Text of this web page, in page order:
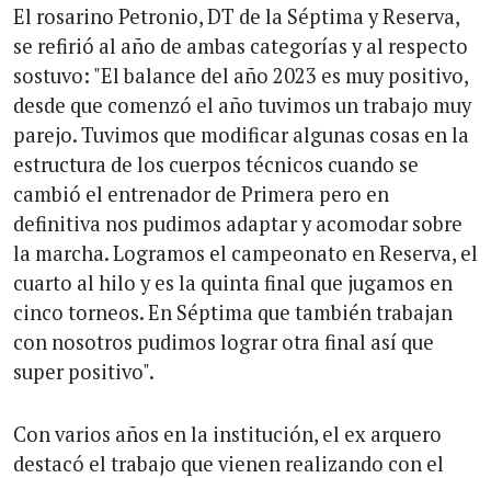
El rosarino Petronio, DT de la Séptima y Reserva,
se refirió al año de ambas categorías y al respecto
sostuvo: "El balance del año 2023 es muy positivo,
desde que comenzó el año tuvimos un trabajo muy
parejo. Tuvimos que modificar algunas cosas en la
estructura de los cuerpos técnicos cuando se
cambió el entrenador de Primera pero en
definitiva nos pudimos adaptar y acomodar sobre
la marcha. Logramos el campeonato en Reserva, el
cuarto al hilo y es la quinta final que jugamos en
cinco torneos. En Séptima que también trabajan
con nosotros pudimos lograr otra final así que
super positivo".
Con varios años en la institución, el ex arquero
destacó el trabajo que vienen realizando con el